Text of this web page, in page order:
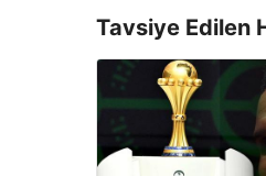
Tavsiye Edilen